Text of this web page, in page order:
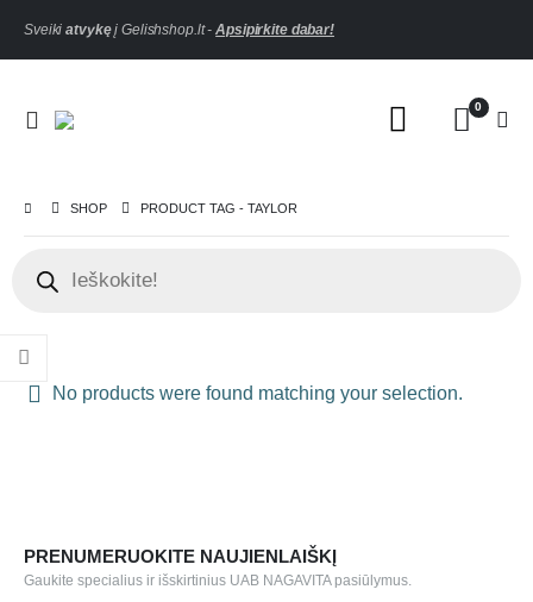
Sveikiatvykęį Gelishshop.lt -Apsipirkite dabar!
0
SHOP PRODUCT TAG -TAYLOR
No products were found matching your selection.
PRENUMERUOKITE NAUJIENLAIŠKĮ
Gaukite specialius ir išskirtinius UAB NAGAVITA pasiūlymus.